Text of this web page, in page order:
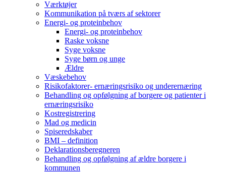
Værktøjer
Kommunikation på tværs af sektorer
Energi- og proteinbehov
Energi- og proteinbehov
Raske voksne
Syge voksne
Syge børn og unge
Ældre
Væskebehov
Risikofaktorer- ernæringsrisiko og underernæring
Behandling og opfølgning af borgere og patienter i
ernæringsrisiko
Kostregistrering
Mad og medicin
Spiseredskaber
BMI – definition
Deklarationsberegneren
Behandling og opfølgning af ældre borgere i
kommunen